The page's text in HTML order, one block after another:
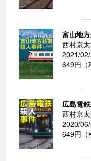
富山地
西村京
2021/
649円（
広島電
西村京
2020/
649円（